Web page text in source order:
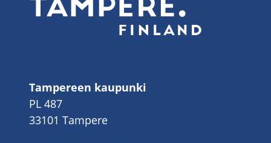
Tampereen kaupunki
PL 487
33101 Tampere